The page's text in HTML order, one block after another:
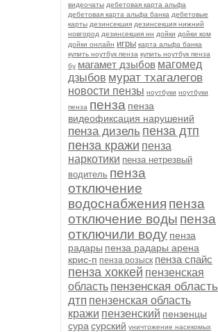
видеочаты дебетовая карта альфа
дебетовая карта альфа банка дебетовые
карты дезинсекция дезинсекция нижний
новгород дезинсекция нн дойки дойки ком
дойки онлайн игры карта альфа банка
купить ноутбук пенза купить ноутбук пенза
бу магамет дзыбов магомед
дзыбов мурат тхагалегов
новости пензы ноутбуки ноутбуки
пенза пенза пенза
видеофиксация нарушений
пенза дизель пенза дтп
пенза кражи пенза
наркотики пенза нетрезвый
водитель пенза
отключение
водоснабжения пенза
отключение воды пенза
отключили воду пенза
радары пенза радары арена
крис-п пенза розыск пенза спайс
пенза хоккей пензенская
область пензенская область
дтп пензенская область
кражи пензенский пензенцы
сура сурский уничтожение насекомых